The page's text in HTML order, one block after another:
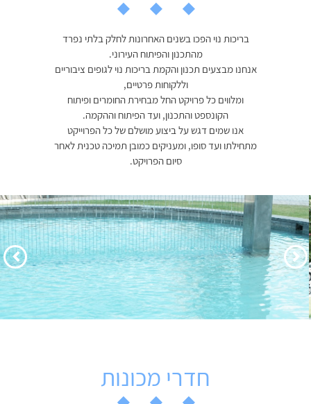
בריכות נוי הפכו בשנים האחרונות לחלק בלתי נפרד
מהתכנון והפיתוח העירוני.
אנחנו מבצעים תכנון והקמת בריכות נוי לגופים ציבוריים
וללקוחות פרטיים,
ומלווים כל פרויקט החל מבחירת החומרים ופיתוח
הקונספט והתכנון, ועד הפיתוח וההקמה.
אנו שמים דגש על ביצוע מושלם של כל הפרוייקט
מתחילתו ועד סופו, ומעניקים כמובן תמיכה טכנית לאחר
סיום הפרויקט.
הבא הקודם
חדרי מכונות